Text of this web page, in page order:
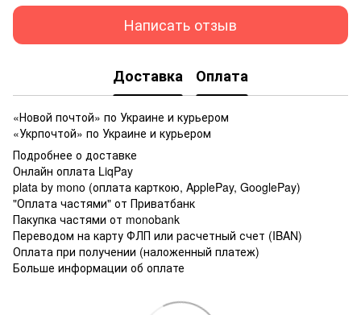
Написать отзыв
Доставка Оплата
«Новой почтой» по Украине и курьером
«Укрпочтой» по Украине и курьером
Подробнее о доставке
Онлайн оплата LiqPay
plata by mono (оплата карткою, ApplePay, GooglePay)
"Оплата частями" от Приватбанк
Пакупка частями от monobank
Переводом на карту ФЛП или расчетный счет (IBAN)
Оплата при получении (наложенный платеж)
Больше информации об оплате